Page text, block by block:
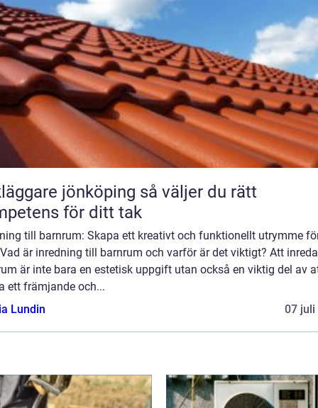
jönköping så väljer du rätt
för ditt tak
till barnrum: Skapa ett kreativt och funktionellt utrymme
är inredning till barnrum och varför är det viktigt? Att
är inte bara en estetisk uppgift utan också en viktig del av
ett främjande och...
Lundin
07 juli